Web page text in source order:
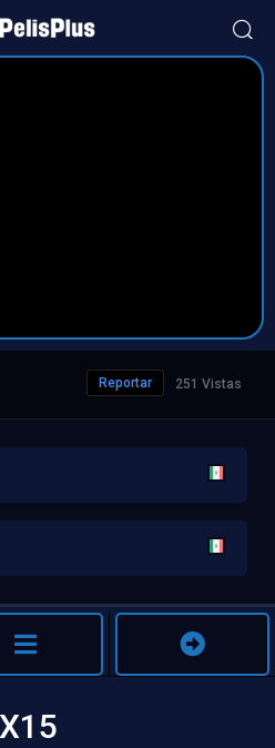
251 Vistas
Reportar